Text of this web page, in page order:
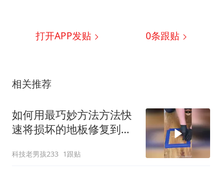
打开APP发贴 0条跟贴
相关推荐
如何用最巧妙方法方法快
速将损坏的地板修复到完
科技老男孩233 1跟贴